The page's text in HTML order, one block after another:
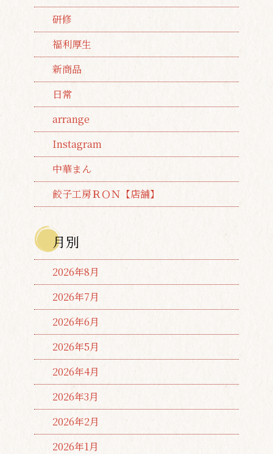
研修
福利厚生
新商品
日常
arrange
Instagram
中華まん
餃子工房ＲＯＮ【店舗】
月別
2026年8月
2026年7月
2026年6月
2026年5月
2026年4月
2026年3月
2026年2月
2026年1月